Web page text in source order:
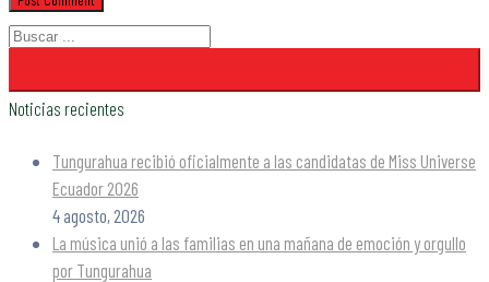
Noticias recientes
Tungurahua recibió oficialmente a las candidatas de Miss Universe
Ecuador 2026
4 agosto, 2026
La música unió a las familias en una mañana de emoción y orgullo
por Tungurahua